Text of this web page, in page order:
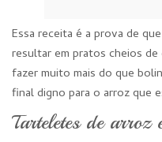
Essa receita é a prova de
resultar em pratos cheios
fazer muito mais do que
final digno para o arroz que
Tarteletes de arroz